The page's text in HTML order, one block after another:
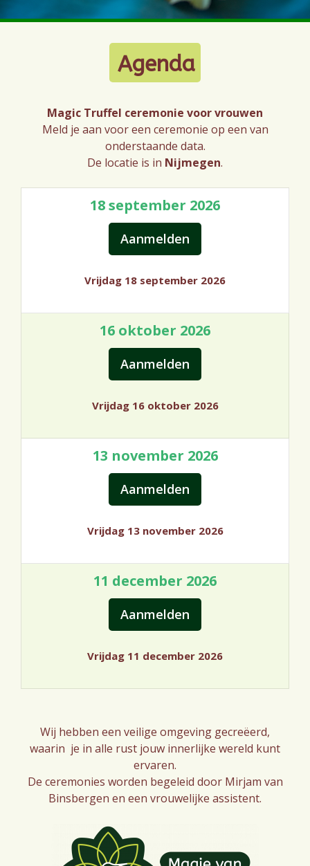
Agenda
Magic Truffel ceremonie voor vrouwen
Meld je aan voor een ceremonie op een van
onderstaande data.
De locatie is in Nijmegen.
18 september 2026
Vrijdag 18 september 2026
16 oktober 2026
Vrijdag 16 oktober 2026
13 november 2026
Vrijdag 13 november 2026
11 december 2026
Vrijdag 11 december 2026
Wij hebben een veilige omgeving gecreëerd,
waarin je in alle rust jouw innerlijke wereld kunt
ervaren.
De ceremonies worden begeleid door Mirjam van
Binsbergen en een vrouwelijke assistent.